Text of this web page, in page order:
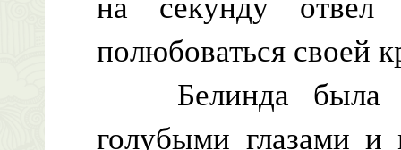
полюбоваться своей
Белинда была
голубыми глазами и